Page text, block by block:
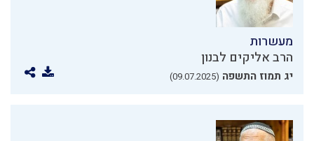
מעשרות
הרב אליקים לבנון
יג תמוז התשפה (09.07.2025)